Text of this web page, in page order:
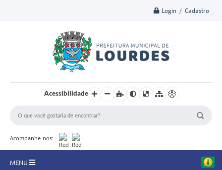
Login / Cadastro
Acessibilidade
Acompanhe-nos:
MENU